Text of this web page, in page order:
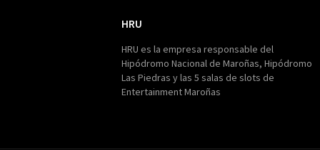
HRU
HRU es la empresa responsable del
Hipódromo Nacional de Maroñas, Hipódromo
Las Piedras y las 5 salas de slots de
Entertainment Maroñas